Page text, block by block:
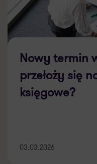
Nowy termin
przełoży się
księgowe?
03.03.2026